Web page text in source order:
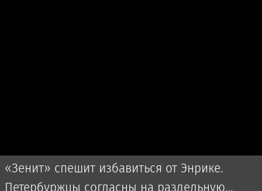
«Зенит» спешит избавиться от Энрике.
Петербуржцы согласны на раздельную